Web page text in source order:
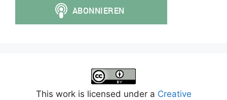
This work is licensed under a Creative